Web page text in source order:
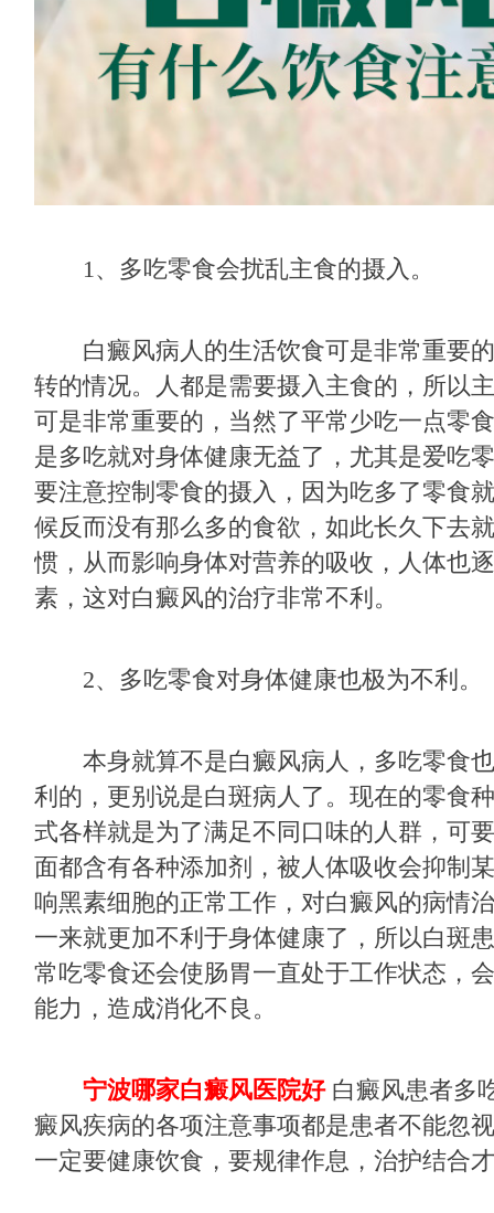
1、多吃零食会扰乱主食的摄入。
白癜风病人的生活饮食可是非常重要的
转的情况。人都是需要摄入主食的，所以
可是非常重要的，当然了平常少吃一点零
是多吃就对身体健康无益了，尤其是爱吃
要注意控制零食的摄入，因为吃多了零食
候反而没有那么多的食欲，如此长久下去
惯，从而影响身体对营养的吸收，人体也
素，这对白癜风的治疗非常不利。
2、多吃零食对身体健康也极为不利。
本身就算不是白癜风病人，多吃零食也
利的，更别说是白斑病人了。现在的零食
式各样就是为了满足不同口味的人群，可
面都含有各种添加剂，被人体吸收会抑制
响黑素细胞的正常工作，对白癜风的病情
一来就更加不利于身体健康了，所以白斑
常吃零食还会使肠胃一直处于工作状态，
能力，造成消化不良。
宁波哪家白癜风医院好白癜风患者多
癜风疾病的各项注意事项都是患者不能忽
一定要健康饮食，要规律作息，治护结合